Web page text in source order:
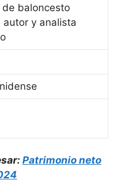
baloncesto
autor y analista
Patrimonio neto